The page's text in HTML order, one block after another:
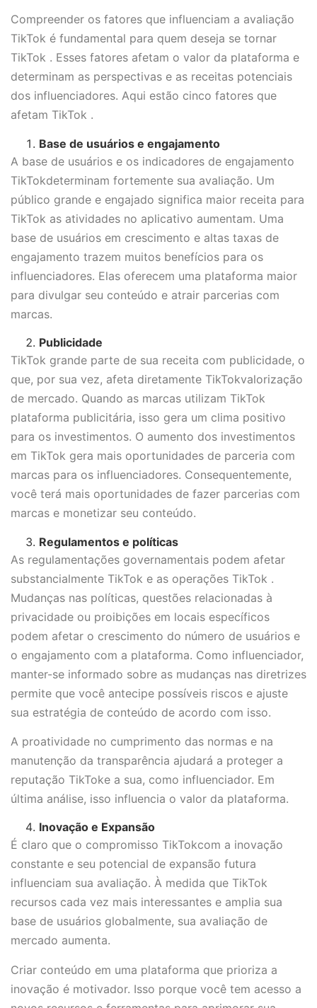
Compreender os fatores que influenciam a avaliação
TikTok é fundamental para quem deseja se tornar
TikTok . Esses fatores afetam o valor da plataforma e
determinam as perspectivas e as receitas potenciais
dos influenciadores. Aqui estão cinco fatores que
afetam TikTok .
Base de usuários e engajamento
A base de usuários e os indicadores de engajamento
TikTokdeterminam fortemente sua avaliação. Um
público grande e engajado significa maior receita para
TikTok as atividades no aplicativo aumentam. Uma
base de usuários em crescimento e altas taxas de
engajamento trazem muitos benefícios para os
influenciadores. Elas oferecem uma plataforma maior
para divulgar seu conteúdo e atrair parcerias com
marcas.
Publicidade
TikTok grande parte de sua receita com publicidade, o
que, por sua vez, afeta diretamente TikTokvalorização
de mercado. Quando as marcas utilizam TikTok
plataforma publicitária, isso gera um clima positivo
para os investimentos. O aumento dos investimentos
em TikTok gera mais oportunidades de parceria com
marcas para os influenciadores. Consequentemente,
você terá mais oportunidades de fazer parcerias com
marcas e monetizar seu conteúdo.
Regulamentos e políticas
As regulamentações governamentais podem afetar
substancialmente TikTok e as operações TikTok .
Mudanças nas políticas, questões relacionadas à
privacidade ou proibições em locais específicos
podem afetar o crescimento do número de usuários e
o engajamento com a plataforma. Como influenciador,
manter-se informado sobre as mudanças nas diretrizes
permite que você antecipe possíveis riscos e ajuste
sua estratégia de conteúdo de acordo com isso.
A proatividade no cumprimento das normas e na
manutenção da transparência ajudará a proteger a
reputação TikToke a sua, como influenciador. Em
última análise, isso influencia o valor da plataforma.
Inovação e Expansão
É claro que o compromisso TikTokcom a inovação
constante e seu potencial de expansão futura
influenciam sua avaliação. À medida que TikTok
recursos cada vez mais interessantes e amplia sua
base de usuários globalmente, sua avaliação de
mercado aumenta.
Criar conteúdo em uma plataforma que prioriza a
inovação é motivador. Isso porque você tem acesso a